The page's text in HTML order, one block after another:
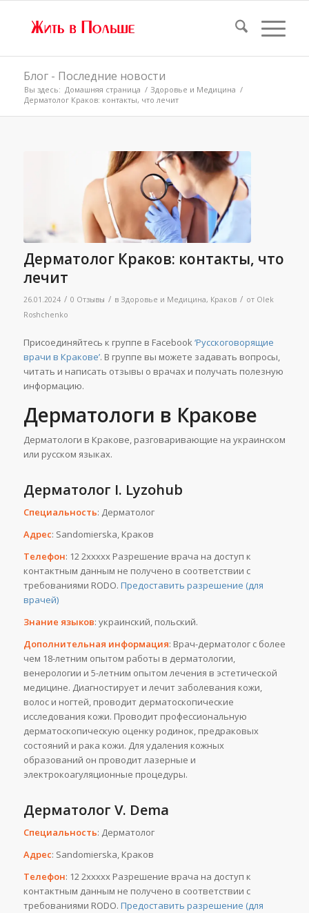
Блог - Последние новости
Вы здесь: Домашняя страница / Здоровье и Медицина /
Дерматолог Краков: контакты, что лечит
Дерматолог Краков: контакты, что
лечит
26.01.2024 / 0 Отзывы / в Здоровье и Медицина, Краков / от Olek
Roshchenko
Присоединяйтесь к группе в Facebook‘Русскоговорящие
врачи в Кракове’. В группе вы можете задавать вопросы,
читать и написать отзывы о врачах и получать полезную
информацию.
Дерматологи в Кракове
Дерматологи в Кракове, разговаривающие на украинском
или русском языках.
Дерматолог I. Lyzohub
Специальность: Дерматолог
Адрес: Sandomierska, Краков
Телефон: 12 2ххххх Разрешение врача на доступ к
контактным данным не получено в соответствии с
требованиями RODO. Предоставить разрешение (для
врачей)
Знание языков: украинский, польский.
Дополнительная информация: Врач-дерматолог с более
чем 18-летним опытом работы в дерматологии,
венерологии и 5-летним опытом лечения в эстетической
медицине. Диагностирует и лечит заболевания кожи,
волос и ногтей, проводит дерматоскопические
исследования кожи. Проводит профессиональную
дерматоскопическую оценку родинок, предраковых
состояний и рака кожи. Для удаления кожных
образований он проводит лазерные и
электрокоагуляционные процедуры.
Дерматолог V. Dema
Специальность: Дерматолог
Адрес: Sandomierska, Краков
Телефон: 12 2ххххх Разрешение врача на доступ к
контактным данным не получено в соответствии с
требованиями RODO. Предоставить разрешение (для